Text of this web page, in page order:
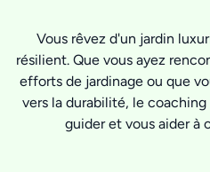
Vous rêvez d'un jardin
résilient. Que vous ayez
efforts de jardinage ou que
vers la durabilité, le
guider et vous aider à